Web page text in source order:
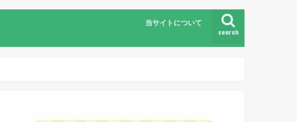
search
当サイトについて